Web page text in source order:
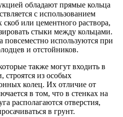
обладают прямые кольца
с использованием
или цементного раствора,
стыки между кольцами.
повсеместно используются при
и отстойников.
также могут входить в
строятся из особых
колец. Их отличие от
в том, что в стенках на
располагаются отверстия,
в грунт.